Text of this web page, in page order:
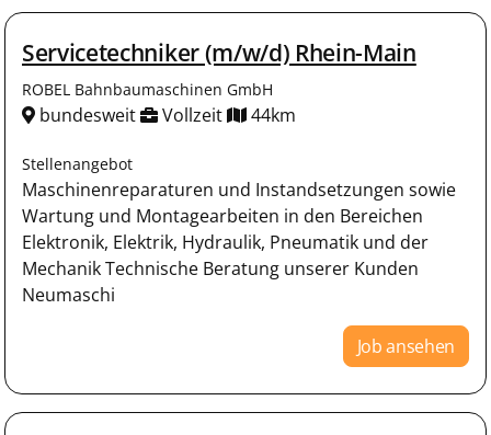
Servicetechniker (m/w/d) Rhein-Main
ROBEL Bahnbaumaschinen GmbH
bundesweit Vollzeit 44km
Stellenangebot
Maschinenreparaturen und Instandsetzungen sowie
Wartung und Montagearbeiten in den Bereichen
Elektronik, Elektrik, Hydraulik, Pneumatik und der
Mechanik Technische Beratung unserer Kunden
Neumaschi
Job ansehen